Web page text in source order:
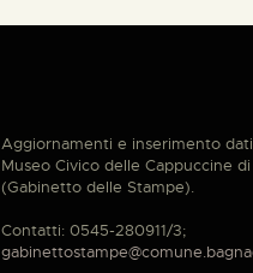
Aggiornamenti e inserimento
Museo Civico delle Cappuccine
(Gabinetto delle Stampe).
Contatti: 0545-280911/3;